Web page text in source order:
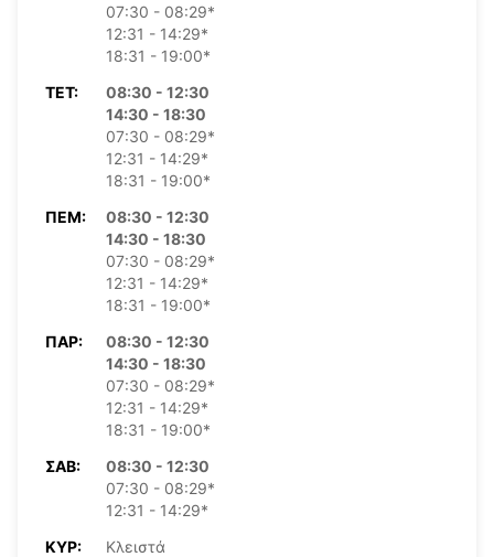
07:30 - 08:29*
12:31 - 14:29*
18:31 - 19:00*
ΤΕΤ:
08:30 - 12:30
14:30 - 18:30
07:30 - 08:29*
12:31 - 14:29*
18:31 - 19:00*
ΠΈΜ:
08:30 - 12:30
14:30 - 18:30
07:30 - 08:29*
12:31 - 14:29*
18:31 - 19:00*
ΠΑΡ:
08:30 - 12:30
14:30 - 18:30
07:30 - 08:29*
12:31 - 14:29*
18:31 - 19:00*
ΣΆΒ:
08:30 - 12:30
07:30 - 08:29*
12:31 - 14:29*
ΚΥΡ:
Κλειστά